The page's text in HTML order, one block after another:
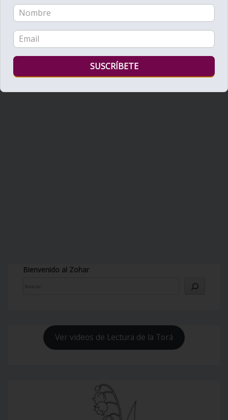
Bienvenido al Zohar
Ver videos de Lectura de la Torá